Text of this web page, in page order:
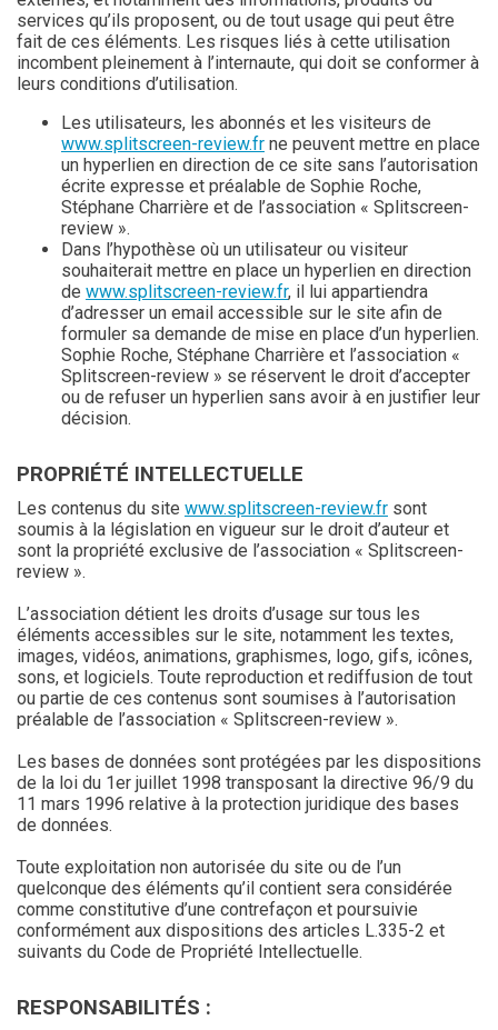
services qu’ils proposent, ou de tout usage qui peut être
fait de ces éléments. Les risques liés à cette utilisation
incombent pleinement à l’internaute, qui doit se conformer à
leurs conditions d’utilisation.
Les utilisateurs, les abonnés et les visiteurs de
www.splitscreen-review.fr ne peuvent mettre en place
un hyperlien en direction de ce site sans l’autorisation
écrite expresse et préalable de Sophie Roche,
Stéphane Charrière et de l’association « Splitscreen-
review ».
Dans l’hypothèse où un utilisateur ou visiteur
souhaiterait mettre en place un hyperlien en direction
de www.splitscreen-review.fr, il lui appartiendra
d’adresser un email accessible sur le site afin de
formuler sa demande de mise en place d’un hyperlien.
Sophie Roche, Stéphane Charrière et l’association «
Splitscreen-review » se réservent le droit d’accepter
ou de refuser un hyperlien sans avoir à en justifier leur
décision.
PROPRIÉTÉ INTELLECTUELLE
Les contenus du site www.splitscreen-review.fr sont
soumis à la législation en vigueur sur le droit d’auteur et
sont la propriété exclusive de l’association « Splitscreen-
review ».
L’association détient les droits d’usage sur tous les
éléments accessibles sur le site, notamment les textes,
images, vidéos, animations, graphismes, logo, gifs, icônes,
sons, et logiciels. Toute reproduction et rediffusion de tout
ou partie de ces contenus sont soumises à l’autorisation
préalable de l’association « Splitscreen-review ».
Les bases de données sont protégées par les dispositions
de la loi du 1er juillet 1998 transposant la directive 96/9 du
11 mars 1996 relative à la protection juridique des bases
de données.
Toute exploitation non autorisée du site ou de l’un
quelconque des éléments qu’il contient sera considérée
comme constitutive d’une contrefaçon et poursuivie
conformément aux dispositions des articles L.335-2 et
suivants du Code de Propriété Intellectuelle.
RESPONSABILITÉS :